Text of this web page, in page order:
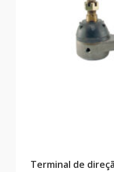
Terminal de